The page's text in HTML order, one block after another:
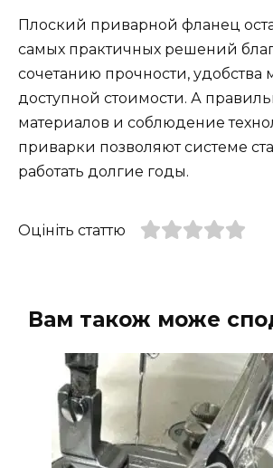
Плоский приварной фланец
самых практичных решений
сочетанию прочности, удобства
доступной стоимости. А
материалов и соблюдение
приварки позволяют системе
работать долгие годы.
Оцініть статтю
Вам також може